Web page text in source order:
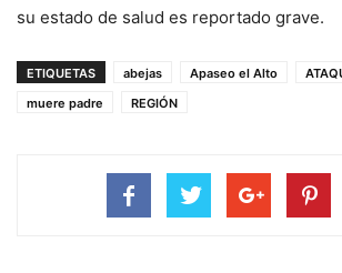
su estado de salud es reportado grave.
ETIQUETAS abejas Apaseo el Alto
muere padre
REGIÓN